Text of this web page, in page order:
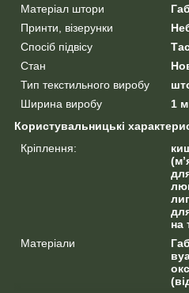
Матеріал штори
Принти, візерунки
Спосіб підвісу
Стан
Тип текстильного виробу
Ширина виробу
1 м
Користувальницькі
Кріплення:
на
Матеріали